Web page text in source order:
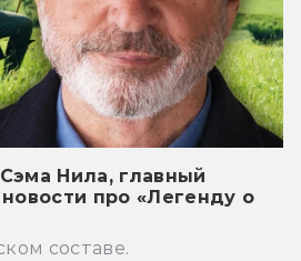
Нила, главный
про «Легенду о
составе.